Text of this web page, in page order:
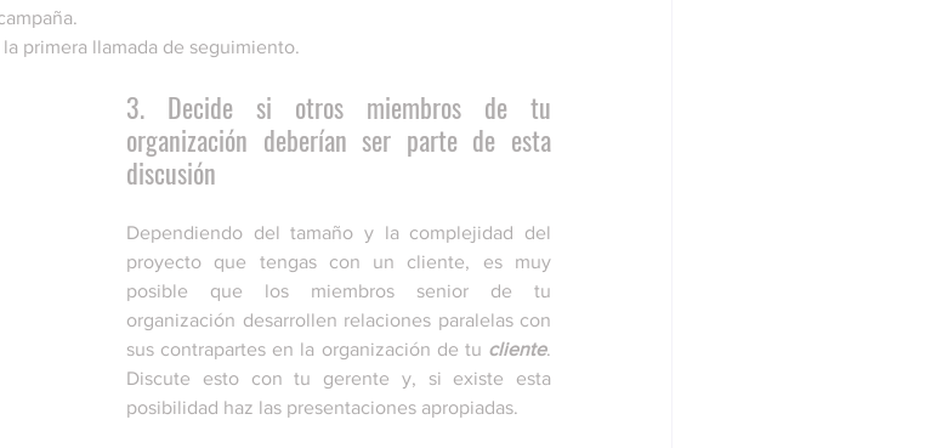
primera llamada de seguimiento.
3. Decide si otros miembros de tu
organización deberían ser parte de esta
discusión
Dependiendo del tamaño y la complejidad del
proyecto que tengas con un cliente, es muy
posible que los miembros senior de tu
organización desarrollen relaciones paralelas con
sus contrapartes en la organización de tu cliente.
Discute esto con tu gerente y, si existe esta
posibilidad haz las presentaciones apropiadas.